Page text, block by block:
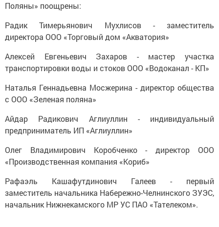
Поляны» поощрены:
Радик Тимерьянович Мухлисов - заместитель
директора ООО «Торговый дом «Акватория»
Алексей Евгеньевич Захаров - мастер участка
транспортировки воды и стоков ООО «Водоканал - КП»
Наталья Геннадьевна Мосжерина - директор общества
с ООО «Зеленая поляна»
Айдар Радикович Аглиуллин - индивидуальный
предприниматель ИП «Аглиуллин»
Олег Владимирович Коробченко - директор ООО
«Производственная компания «Кориб»
Рафаэль Кашафутдинович Галеев - первый
заместитель начальника Набережно-Челнинского ЗУЭС,
начальник Нижнекамского МР УС ПАО «Тателеком».